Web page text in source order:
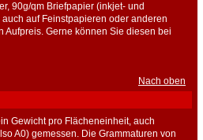
90g/qm Briefpapier (inkjet- und
auf Feinstpapieren oder anderen
Aufpreis. Gerne können Sie diesen bei
Nach oben
Gewicht pro Flächeneinheit, auch
A0) gemessen. Die Grammaturen von